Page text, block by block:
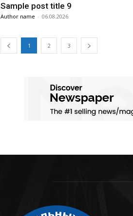
Sample post title 9
Author name - 06.08.2026
1 2 3